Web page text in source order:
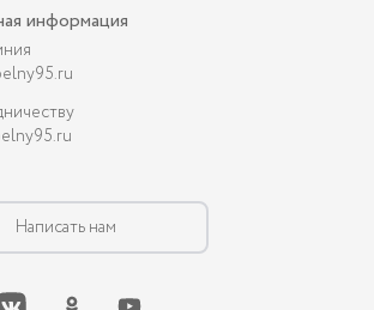
информация
Написать нам